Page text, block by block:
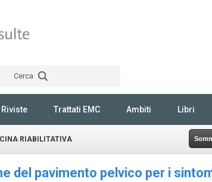
Cerca
Riviste Trattati EMC Ambiti Libri
RIABILITATIVA
del pavimento pelvico per i